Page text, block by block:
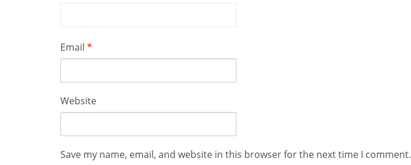
Email *
Website
Save my name, email, and website in this browser for the next time I comment.